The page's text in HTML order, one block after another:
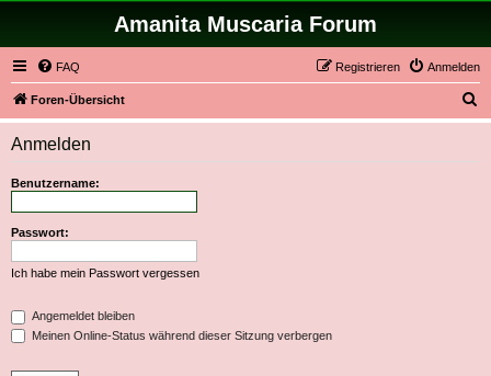
Amanita Muscaria Forum
FAQ Anmelden
Registrieren
Foren-Übersicht
u
Anmelden
Benutzername:
Passwort:
Ich habe mein Passwort vergessen
Angemeldet bleiben
Meinen Online-Status während dieser Sitzung verbergen